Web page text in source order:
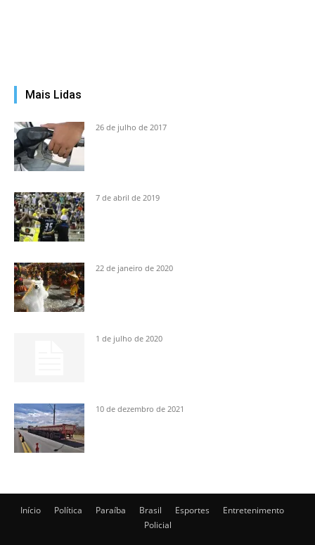
Mais Lidas
26 de julho de 2017
7 de abril de 2019
22 de janeiro de 2020
1 de julho de 2020
10 de dezembro de 2021
Início Política Paraíba Brasil Esportes
Entretenimento
Policial